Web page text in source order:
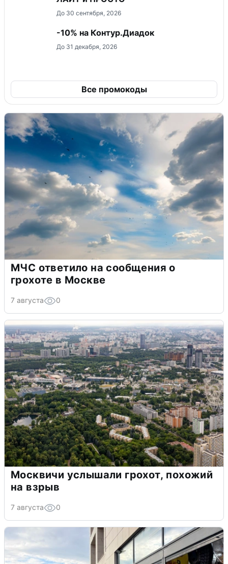
До 30 сентября, 2026
-10% на Контур.Диадок
До 31 декабря, 2026
Все промокоды
МЧС ответило на сообщения о
грохоте в Москве
7 августа 0
Москвичи услышали грохот, похожий
на взрыв
7 августа 0